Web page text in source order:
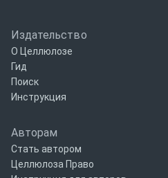
Издательство
О Целлюлозе
Гид
Поиск
Инструкция
Авторам
Стать автором
Целлюлоза Право